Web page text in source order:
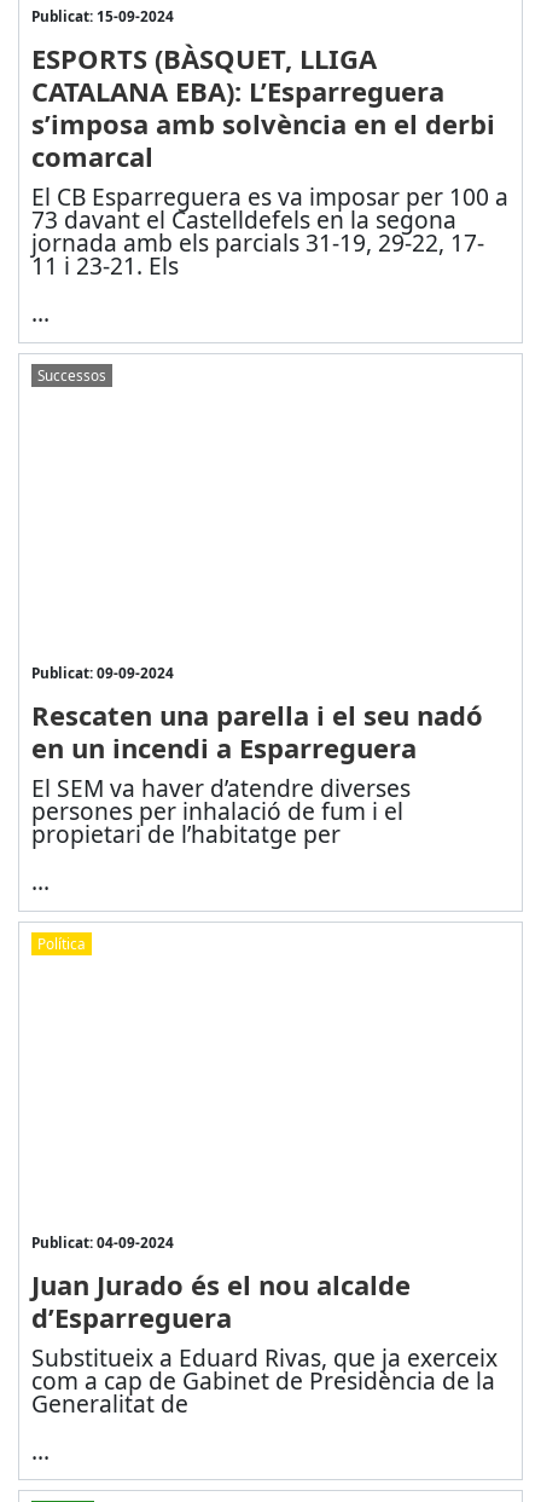
Publicat: 15-09-2024
ESPORTS (BÀSQUET, LLIGA
CATALANA EBA): L’Esparreguera
s’imposa amb solvència en el derbi
comarcal
El CB Esparreguera es va imposar per 100 a
73 davant el Castelldefels en la segona
jornada amb els parcials 31-19, 29-22, 17-
11 i 23-21. Els
...
Successos
Publicat: 09-09-2024
Rescaten una parella i el seu nadó
en un incendi a Esparreguera
El SEM va haver d’atendre diverses
persones per inhalació de fum i el
propietari de l’habitatge per
...
Política
Publicat: 04-09-2024
Juan Jurado és el nou alcalde
d’Esparreguera
Substitueix a Eduard Rivas, que ja exerceix
com a cap de Gabinet de Presidència de la
Generalitat de
...